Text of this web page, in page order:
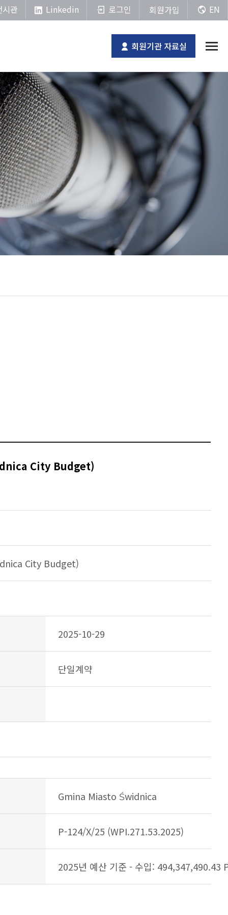
시관 Linkedin 로그인 회원가입 EN
회원기관 자료실 전체
City Budget)
City Budget)
2025-10-29
단일계약
Gmina Miasto Świdnica
P-124/X/25 (WPI.271.53.2025)
2025년 예산 기준 - 수입: 494,347,490.43